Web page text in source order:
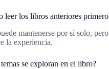
leer los libros anteriores
mantenerse por sí solo,
la experiencia.
se exploran en el libro?